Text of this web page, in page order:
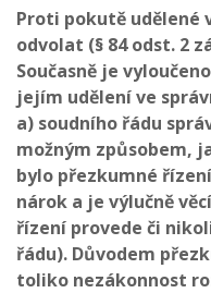
Proti pokutě udělené
odvolat (§ 84 odst. 2
Současně je
jejím udělení ve
a) soudního řádu
možným způsobem,
bylo přezkumné
nárok a je výlučně
řízení provede či
řádu). Důvodem
toliko nezákonnost